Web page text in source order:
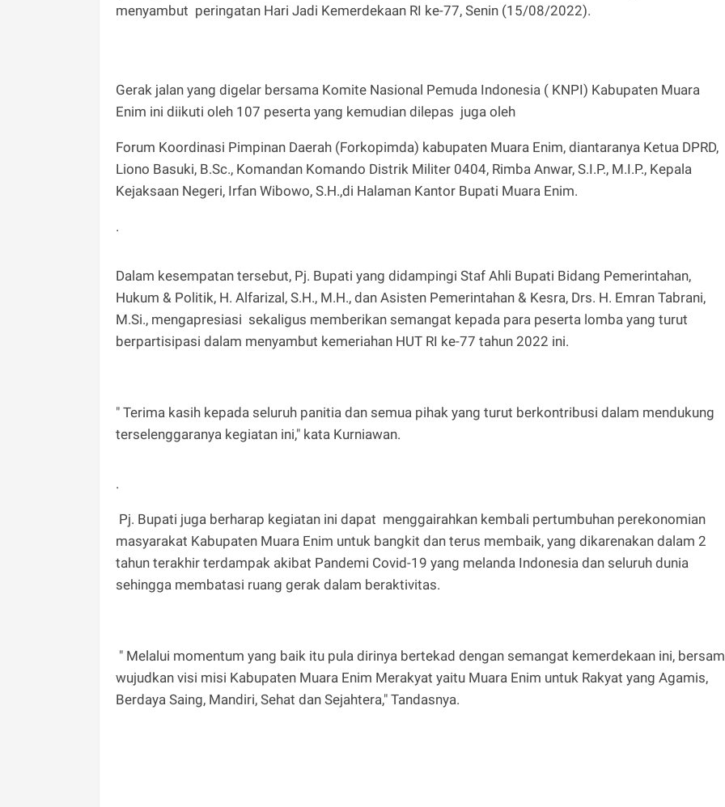
menyambut peringatan Hari Jadi Kemerdekaan RI ke-77, Senin (15/08/2022).
Gerak jalan yang digelar bersama Komite Nasional Pemuda Indonesia ( KNPI) Kabupaten Muara
Enim ini diikuti oleh 107 peserta yang kemudian dilepas juga oleh
Forum Koordinasi Pimpinan Daerah (Forkopimda) kabupaten Muara Enim, diantaranya Ketua DPRD,
Liono Basuki, B.Sc., Komandan Komando Distrik Militer 0404, Rimba Anwar, S.I.P., M.I.P., Kepala
Kejaksaan Negeri, Irfan Wibowo, S.H.,di Halaman Kantor Bupati Muara Enim.
.
Dalam kesempatan tersebut, Pj. Bupati yang didampingi Staf Ahli Bupati Bidang Pemerintahan,
Hukum & Politik, H. Alfarizal, S.H., M.H., dan Asisten Pemerintahan & Kesra, Drs. H. Emran Tabrani,
M.Si., mengapresiasi sekaligus memberikan semangat kepada para peserta lomba yang turut
berpartisipasi dalam menyambut kemeriahan HUT RI ke-77 tahun 2022 ini.
" Terima kasih kepada seluruh panitia dan semua pihak yang turut berkontribusi dalam mendukung
terselenggaranya kegiatan ini," kata Kurniawan.
.
Pj. Bupati juga berharap kegiatan ini dapat menggairahkan kembali pertumbuhan perekonomian
masyarakat Kabupaten Muara Enim untuk bangkit dan terus membaik, yang dikarenakan dalam 2
tahun terakhir terdampak akibat Pandemi Covid-19 yang melanda Indonesia dan seluruh dunia
sehingga membatasi ruang gerak dalam beraktivitas.
" Melalui momentum yang baik itu pula dirinya bertekad dengan semangat kemerdekaan ini,
wujudkan visi misi Kabupaten Muara Enim Merakyat yaitu Muara Enim untuk Rakyat yang Agamis,
Berdaya Saing, Mandiri, Sehat dan Sejahtera," Tandasnya.